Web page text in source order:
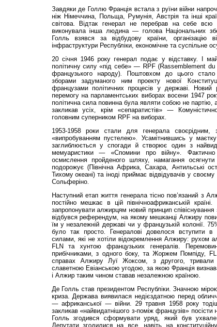
Завдяки де Голлю Франція встала з руїни війни
ніж Німеччина, Польща, Румунія, Австрія та інші
світова. Відтак генерал не перебрав на себе всю
виконувала інша людина — голова Національних
Голль взявся за відбудову країни, організацію
інфраструктури Республіки, економічне та суспільне
20 січня 1946 року генерал подає у відставку. І
політичну силу «під себе» — RPF (Rassem­blement
французького народу). Поштовхом до цього стало
зборами задуманого ним проекту нової
французами політичних процесів у державі.
перемогу на парламентських виборах восени 1947
політична сила повинна була являти собою не партію,
закликав усіх, крім «сепаратистів» —
головним суперником RPF на виборах.
1953-1958 роки стали для генерала
«випробуванням пустелею». Усамітнившись у
заглиблюється у спогади й створює один з
мемуаристики — «Спомини про вій­ну».
осмислення пройденого шляху, намагання
подорожує (Північна Африка, Сахара, Антильські
Тихому океані) та іноді приймає відвідувачів у своєму
Сольферіно.
Наступний етап життя генерала тісно пов’язаний з
постійно мешкає в цій північноафриканській
запропонувати алжирцям новий принцип
відбувся референдум, на якому мешканці Алжиру
їм у незалежній державі чи у французькій колонії.
було так просто. Генералові довелося вступити в
силами, які не хотіли відокремлення Алжиру: рухом
FLN та хунтою французьких генералів.
прибічниками, з одного боку, та Жоржем Помпіду,
справах Алжиру Луї Жоксом, з другого, тривали
славетною Евіанською угодою, за якою Франція
і Алжир таким чином ставав незалежною країною.
Де Голль став президентом Республіки. Значною
криза. Держава виявилася недієздатною перед
— африканської — війни. 29 травня 1958 року
закликав «найвидатнішого з-поміж французів»
Голль згодився сформувати уряд, який був
Депутати згодилися на все, навіть на